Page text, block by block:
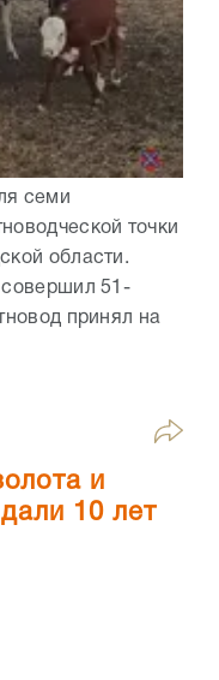
семи
точки
области.
совершил 51-
принял на
и
10 лет